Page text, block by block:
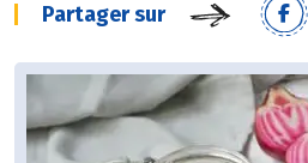
Partager sur